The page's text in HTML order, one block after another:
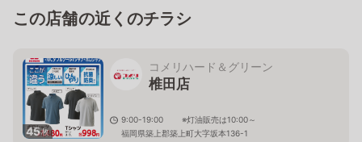
この店舗の近くのチラシ
45枚
コメリハード＆グリーン
椎田店
9:00-19:00 ※灯油販売は10:00～
福岡県築上郡築上町大字坂本136-1